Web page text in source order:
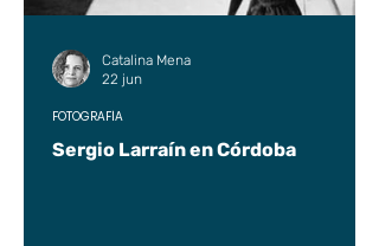
Sergio Larraín en Córdoba
FOTOGRAFÍA
Catalina Mena
22 jun